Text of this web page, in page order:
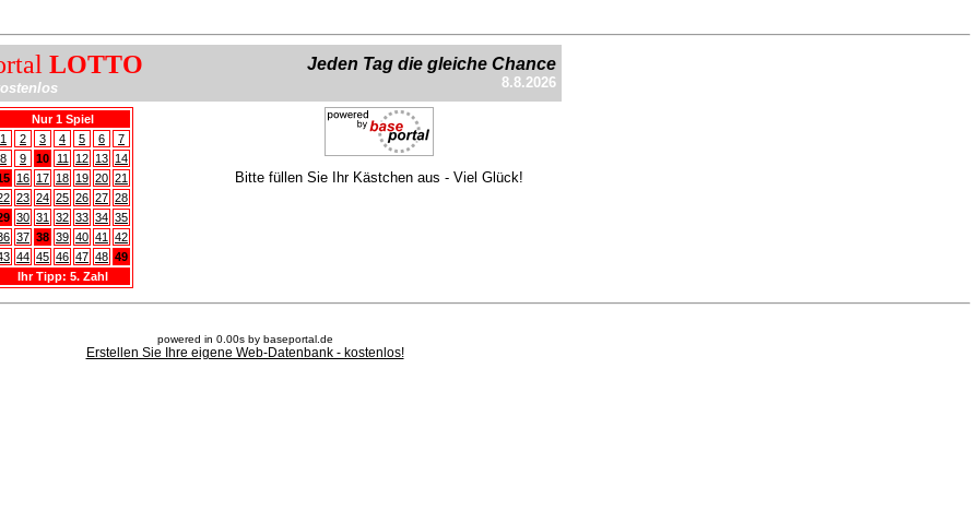
LOTTO Jeden Tag die gleiche Chance
8.8.2026
Nur 1 Spiel
1
2 3 4 5 6
7
8
9 10 11 12 13 14
16 17 18 19 20 21
23 24 25 26 27 28
30 31 32 33 34 35
37 38 39 40 41
42
44 45 46 47 48 49
Ihr Tipp: 5. Zahl
Bitte füllen Sie Ihr Kästchen aus - Viel Glück!
powered in 0.00s by baseportal.de
Erstellen Sie Ihre eigene Web-Datenbank - kostenlos!